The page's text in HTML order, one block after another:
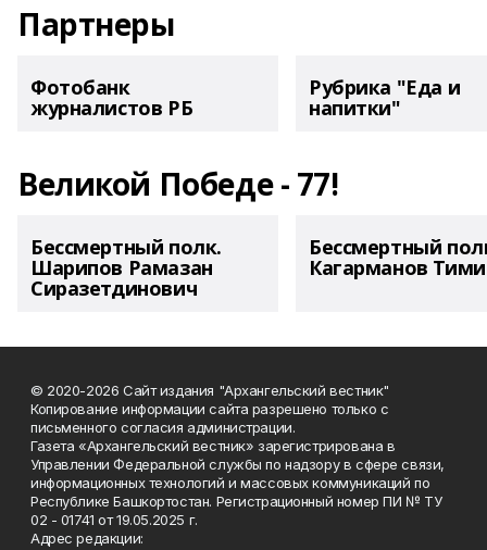
Партнеры
Фотобанк
журналистов РБ
Рубрика "Еда и
напитки"
Великой Победе - 77!
Бессмертный полк.
Шарипов Рамазан
Сиразетдинович
Бессмертный
Кагарманов
© 2020-2026 Сайт издания "Архангельский вестник"
Копирование информации сайта разрешено только с
письменного согласия администрации.
Газета «Архангельский вестник» зарегистрирована в
Управлении Федеральной службы по надзору в сфере связи,
информационных технологий и массовых коммуникаций по
Республике Башкортостан. Регистрационный номер ПИ № ТУ
02 - 01741 от 19.05.2025 г.
Адрес редакции: